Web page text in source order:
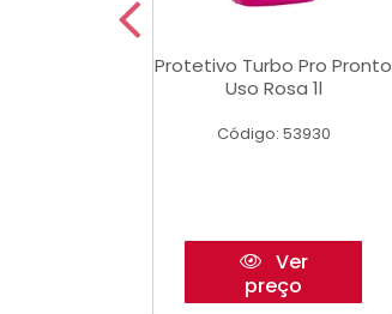
Protetivo Turbo Pro Pronto
Uso Rosa 1l
Código: 53930
Ver
preço